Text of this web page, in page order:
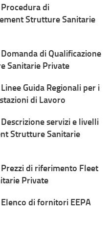
Procedura di
Strutture Sanitarie
Domanda di Qualificazione
Sanitarie Private
Guida Regionali per i
di Lavoro
Descrizione servizi e livelli
Strutture Sanitarie
Prezzi di riferimento Fleet
Private
Elenco di fornitori EEPA